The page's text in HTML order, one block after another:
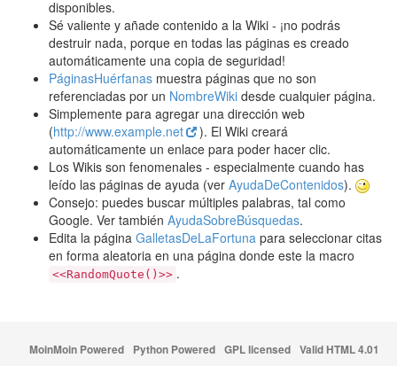
disponibles.
Sé valiente y añade contenido a la Wiki - ¡no podrás
destruir nada, porque en todas las páginas es creado
automáticamente una copia de seguridad!
PáginasHuérfanas muestra páginas que no son
referenciadas por un NombreWiki desde cualquier página.
Simplemente para agregar una dirección web
(http://www.example.net
). El Wiki creará
automáticamente un enlace para poder hacer clic.
Los Wikis son fenomenales - especialmente cuando has
leído las páginas de ayuda (ver AyudaDeContenidos).
Consejo: puedes buscar múltiples palabras, tal como
Google. Ver también AyudaSobreBúsquedas.
Edita la página GalletasDeLaFortuna para seleccionar citas
en forma aleatoria en una página donde este la macro
<<RandomQuote()>> .
MoinMoin Powered Python Powered GPL licensed Valid HTML 4.01